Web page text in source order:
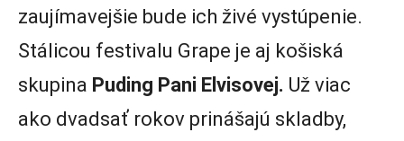
zaujímavejšie bude ich živé vystúpenie.
Stálicou festivalu Grape je aj košiská
skupina Puding Pani Elvisovej. Už viac
ako dvadsať rokov prinášajú skladby,